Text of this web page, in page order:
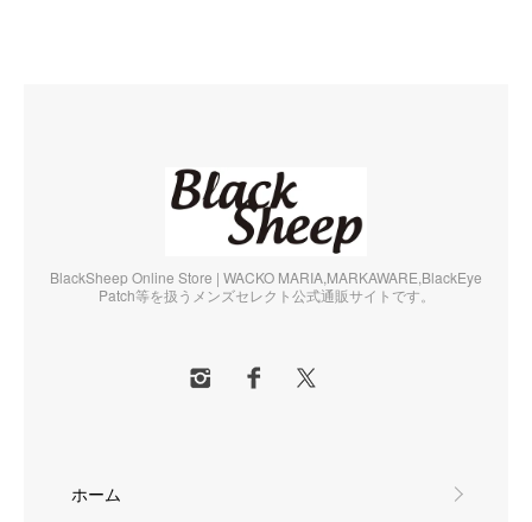
BlackSheep Online Store | WACKO MARIA,MARKAWARE,BlackEye
Patch等を扱うメンズセレクト公式通販サイトです。
ホーム